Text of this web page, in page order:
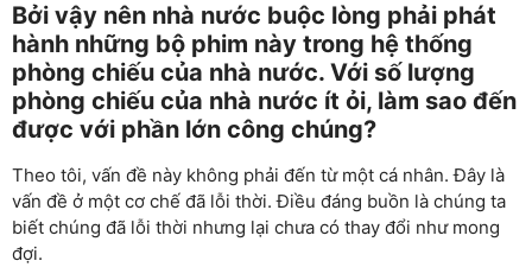
Bởi vậy nên nhà nước buộc lòng phải phát
hành những bộ phim này trong hệ thống
phòng chiếu của nhà nước. Với số lượng
phòng chiếu của nhà nước ít ỏi, làm sao đến
được với phần lớn công chúng?
Theo tôi, vấn đề này không phải đến từ một cá nhân. Đây là
vấn đề ở một cơ chế đã lỗi thời. Điều đáng buồn là chúng ta
biết chúng đã lỗi thời nhưng lại chưa có thay đổi như mong
đợi.